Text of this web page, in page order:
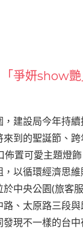
爭妍show
，建設局今年持
到的聖誕節、
佈置可愛主題燈
以循環經濟思
中央公園(旅客
、太原路三段
現不一樣的台中